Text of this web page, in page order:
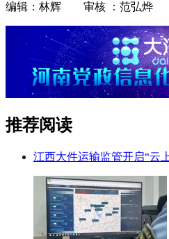
编辑：林辉 审核 ：范弘烨
推荐阅读
江西大件运输监管开启“云